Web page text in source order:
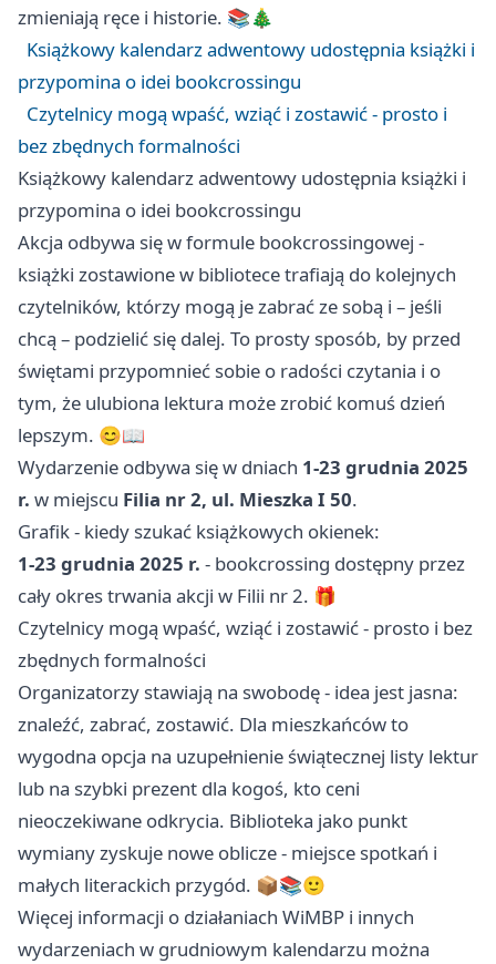
zmieniają ręce i historie. 📚🎄
Książkowy kalendarz adwentowy udostępnia książki i
przypomina o idei bookcrossingu
Czytelnicy mogą wpaść, wziąć i zostawić - prosto i
bez zbędnych formalności
Książkowy kalendarz adwentowy udostępnia książki i
przypomina o idei bookcrossingu
Akcja odbywa się w formule bookcrossingowej -
książki zostawione w bibliotece trafiają do kolejnych
czytelników, którzy mogą je zabrać ze sobą i – jeśli
chcą – podzielić się dalej. To prosty sposób, by przed
świętami przypomnieć sobie o radości czytania i o
tym, że ulubiona lektura może zrobić komuś dzień
lepszym. 😊📖
Wydarzenie odbywa się w dniach 1-23 grudnia 2025
r. w miejscu Filia nr 2, ul. Mieszka I 50.
Grafik - kiedy szukać książkowych okienek:
1-23 grudnia 2025 r. - bookcrossing dostępny przez
cały okres trwania akcji w Filii nr 2. 🎁
Czytelnicy mogą wpaść, wziąć i zostawić - prosto i bez
zbędnych formalności
Organizatorzy stawiają na swobodę - idea jest jasna:
znaleźć, zabrać, zostawić. Dla mieszkańców to
wygodna opcja na uzupełnienie świątecznej listy lektur
lub na szybki prezent dla kogoś, kto ceni
nieoczekiwane odkrycia. Biblioteka jako punkt
wymiany zyskuje nowe oblicze - miejsce spotkań i
małych literackich przygód. 📦📚🙂
Więcej informacji o działaniach WiMBP i innych
wydarzeniach w grudniowym kalendarzu można